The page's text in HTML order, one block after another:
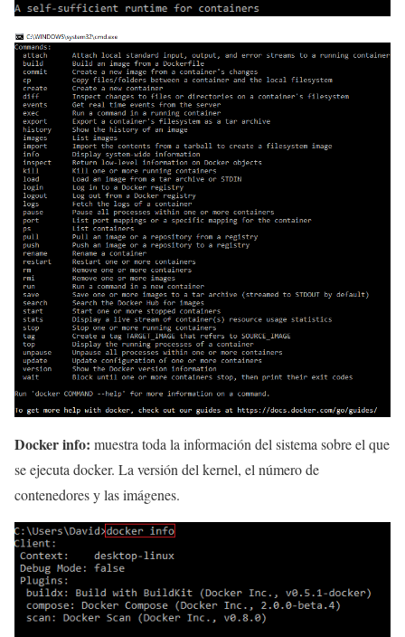
Docker info: muestra toda la información del sistema sobre el que
se ejecuta docker. La versión del kernel, el número de
contenedores y las imágenes.